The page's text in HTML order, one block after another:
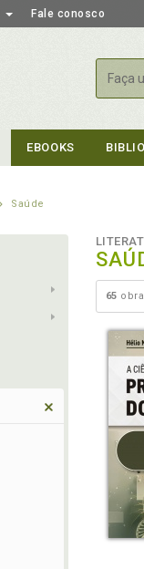
Fale conosco
EBOOKS
Saúde
65